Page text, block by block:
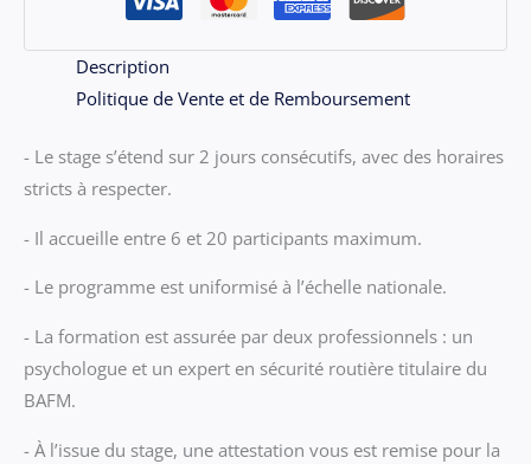
Novembre
2024
Description
Politique de Vente et de Remboursement
- Le stage s’étend sur 2 jours consécutifs, avec des horaires
stricts à respecter.
- Il accueille entre 6 et 20 participants maximum.
- Le programme est uniformisé à l’échelle nationale.
- La formation est assurée par deux professionnels : un
psychologue et un expert en sécurité routière titulaire du
BAFM.
- À l’issue du stage, une attestation vous est remise pour la